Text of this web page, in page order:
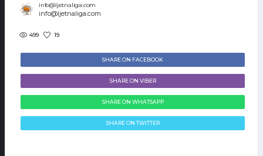
info@ljetnaliga.com
info@ljetnaliga.com
499 19
SHARE ON FACEBOOK
SHARE ON VIBER
SHARE ON WHATSAPP
SHARE ON TWITTER